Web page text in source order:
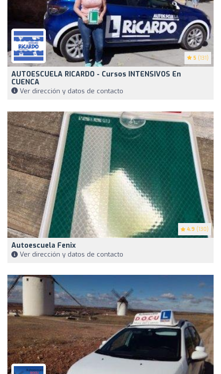
5 (131)
AUTOESCUELA RICARDO - Cursos INTENSIVOS En
CUENCA
Ver dirección y datos de contacto
4.9 (130)
Autoescuela Fenix
Ver dirección y datos de contacto